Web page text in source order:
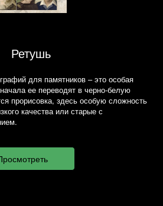
Ретушь
для памятников – это особая
ее переводят в черно-белую
прорисовка, здесь особую сложность
качества или старые с